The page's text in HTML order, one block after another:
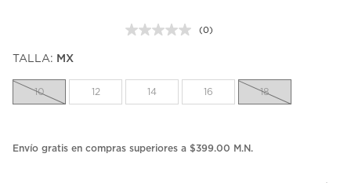
Sin
la
misma
(0)
TALLA: MX
10 12 14 16 18
Envío gratis en compras superiores a $399.00 M.N.